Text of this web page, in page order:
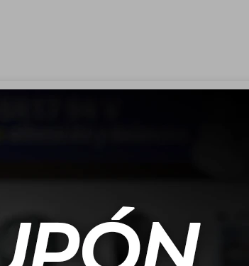
como mojadas. Su diseño avanzado proporciona un
y con una excelente respuesta al frenado, perfecto